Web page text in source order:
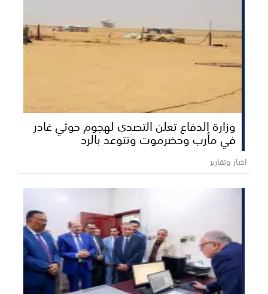
وزارة الدفاع تعلن التصدي لهجوم حوثي غادر
في مأرب وحضرموت وتتوعد بالرد
اخبار وتقارير